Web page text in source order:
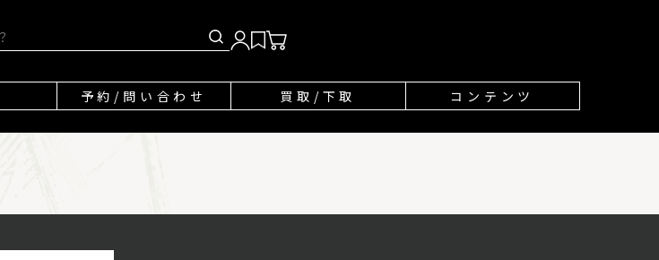
予約/問い合わせ 買取/下取 コンテンツ